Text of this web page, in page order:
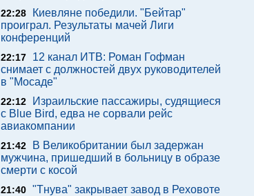
22:28
Киевляне победили. "Бейтар"
проиграл. Результаты мачей Лиги
конференций
22:17
12 канал ИТВ: Роман Гофман
снимает с должностей двух руководителей
в "Мосаде"
22:12
Израильские пассажиры, судящиеся
с Blue Bird, едва не сорвали рейс
авиакомпании
21:42
В Великобритании был задержан
мужчина, пришедший в больницу в образе
смерти с косой
21:40 "Тнува" закрывает завод в Реховоте